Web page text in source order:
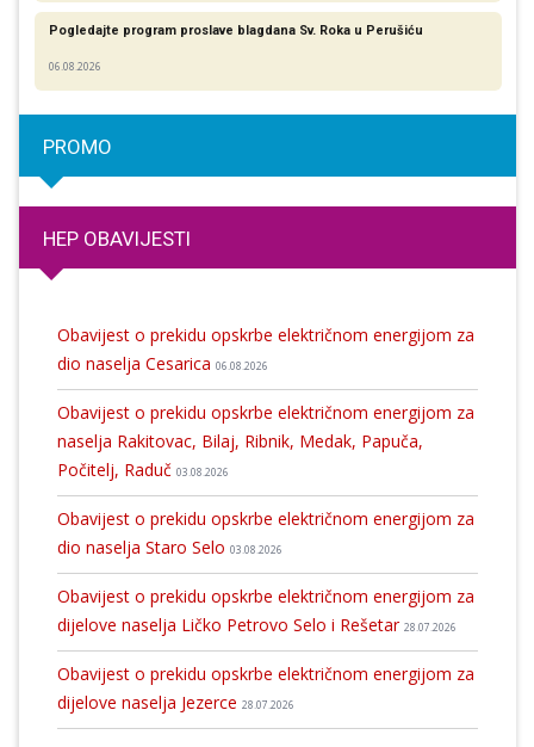
Pogledajte program proslave blagdana Sv. Roka u Perušiću
06.08.2026
PROMO
HEP OBAVIJESTI
Obavijest o prekidu opskrbe električnom energijom za
dio naselja Cesarica 06.08.2026
Obavijest o prekidu opskrbe električnom energijom za
naselja Rakitovac, Bilaj, Ribnik, Medak, Papuča,
Počitelj, Raduč 03.08.2026
Obavijest o prekidu opskrbe električnom energijom za
dio naselja Staro Selo 03.08.2026
Obavijest o prekidu opskrbe električnom energijom za
dijelove naselja Ličko Petrovo Selo i Rešetar 28.07.2026
Obavijest o prekidu opskrbe električnom energijom za
dijelove naselja Jezerce 28.07.2026